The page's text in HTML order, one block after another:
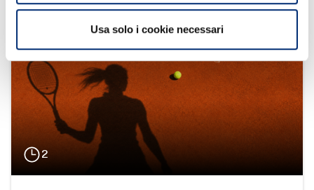
Usa solo i cookie necessari
2